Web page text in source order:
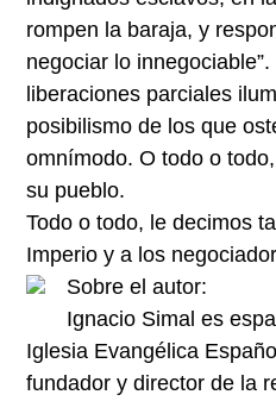
rompen la baraja, y
negociar lo
liberaciones parciales
posibilismo de los que
omnímodo. O todo o
su pueblo.
Todo o todo, le decimos
Imperio y a los
Sobre el autor:
Ignacio Simal es
Iglesia Evangélica
fundador y director de la